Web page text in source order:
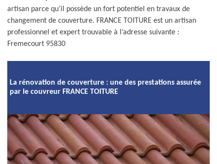
artisan parce qu’il possède un fort potentiel en travaux de
changement de couverture. FRANCE TOITURE est un artisan
professionnel et expert trouvable à l’adresse suivante :
Fremecourt 95830
La rénovation de couverture : une des prestations assurée
par le couvreur FRANCE TOITURE